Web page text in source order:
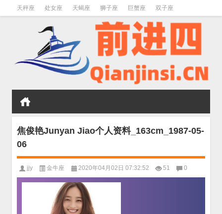
天秤座 处女座 天蝎座 狮子座 巨蟹座 双子座
焦俊艳Junyan Jiao个人资料_163cm_1987-05-
06
jjy 金牛座 2020年04月02日 07:32:52 51 0